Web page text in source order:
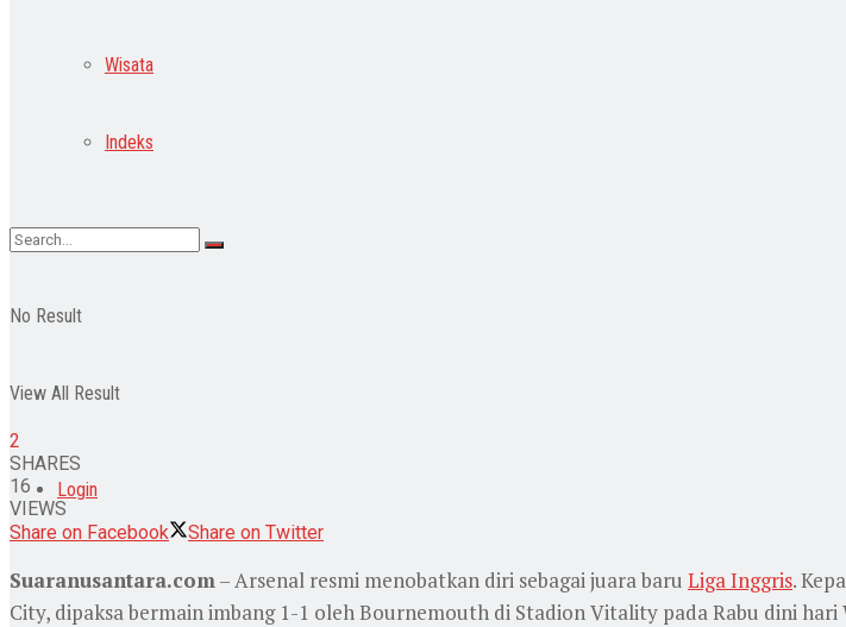
Wisata
Indeks
No Result
View All Result
Login
2
SHARES
16
VIEWS
Share on Facebook
Share on Twitter
Suaranusantara.com– Arsenal resmi menobatkan diri sebagai juara baru Liga Inggris.
City, dipaksa bermain imbang 1-1 oleh Bournemouth di Stadion Vitality pada Rabu dini hari